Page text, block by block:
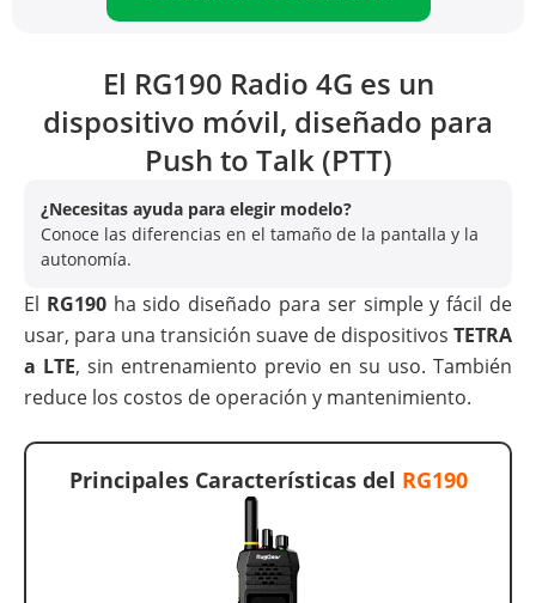
El RG190 Radio 4G es un
dispositivo móvil, diseñado para
Push to Talk (PTT)
¿Necesitas ayuda para elegir modelo?
Conoce las diferencias en el tamaño de la pantalla y la
autonomía.
El RG190ha sido diseñado para ser simple y fácil de
usar, para una transición suave de dispositivos TETRA
a LTE, sin entrenamiento previo en su uso. También
reduce los costos de operación y mantenimiento.
Principales Características del RG190